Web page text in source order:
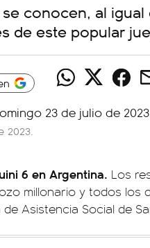
conocen, al igual
de este popular
2023.
6 en Argentina. Los
millonario y todos los
Asistencia Social de